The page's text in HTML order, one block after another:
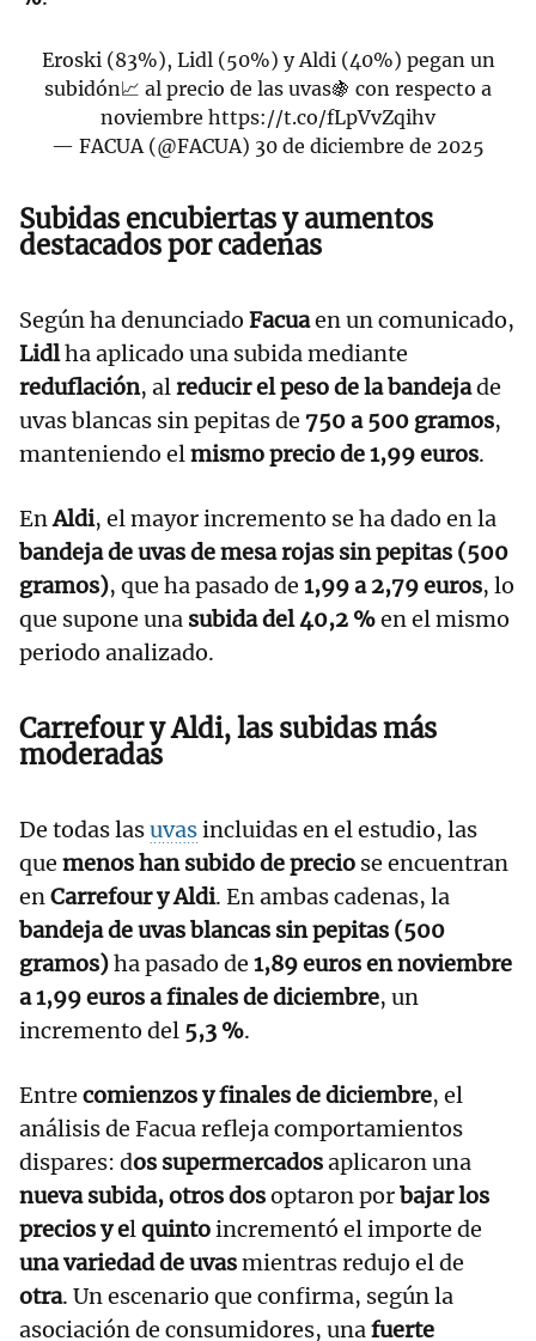
Eroski (83%), Lidl (50%) y Aldi (40%) pegan un
subidón📈 al precio de las uvas🍇 con respecto a
noviembre https://t.co/fLpVvZqihv
— FACUA (@FACUA) 30 de diciembre de 2025
Subidas encubiertas y aumentos
destacados por cadenas
Según ha denunciado Facuaen un comunicado,
Lidlha aplicado una subida mediante
reduflación, alreducir el peso de la bandejade
uvas blancas sin pepitas de 750 a 500 gramos,
manteniendo elmismo precio de 1,99 euros.
EnAldi, el mayor incremento se ha dado en la
bandeja de uvas de mesa rojas sin pepitas (500
gramos), que ha pasado de 1,99 a 2,79 euros, lo
que supone una subida del 40,2 %en el mismo
periodo analizado.
Carrefour y Aldi, las subidas más
moderadas
De todas lasuvasincluidas en el estudio, las
que menos han subido de precio se encuentran
enCarrefour y Aldi. En ambas cadenas, la
bandeja de uvas blancas sin pepitas (500
gramos)ha pasado de 1,89 euros en noviembre
a 1,99 euros a finales de diciembre, un
incremento del 5,3 %.
Entre comienzos y finales de diciembre, el
análisis de Facua refleja comportamientos
dispares: dos supermercadosaplicaron una
nueva subida, otros dosoptaron porbajar los
precios y elquintoincrementó el importe de
una variedad de uvasmientras redujo el de
otra. Un escenario que confirma, según la
asociación de consumidores, unafuerte